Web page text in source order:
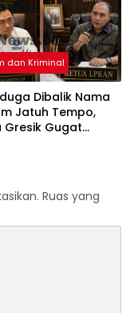
dan Kriminal
Dibalik Nama
Jatuh Tempo,
Gresik Gugat
Ruas yang